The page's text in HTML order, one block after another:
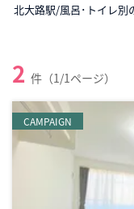
北大路駅/風呂･トイレ別
2 件（1/1ページ）
CAMPAIGN